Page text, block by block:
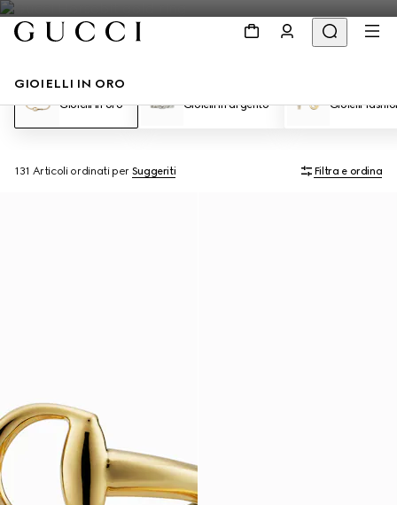
GIOIELLI IN ORO
Gioielli in oro Gioielli in argento Gioielli
131 Articoli ordinati per Suggeriti Filtra e ordina